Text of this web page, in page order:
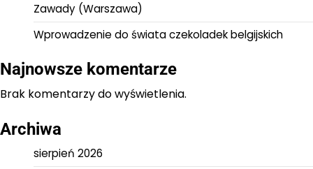
Zawady (Warszawa)
Wprowadzenie do świata czekoladek belgijskich
Najnowsze komentarze
Brak komentarzy do wyświetlenia.
Archiwa
sierpień 2026